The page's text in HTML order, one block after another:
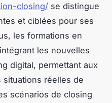
closing/ se distingue
et ciblées pour ses
les formations en
les nouvelles
digital, permettant aux
situations réelles de
scénarios de closing